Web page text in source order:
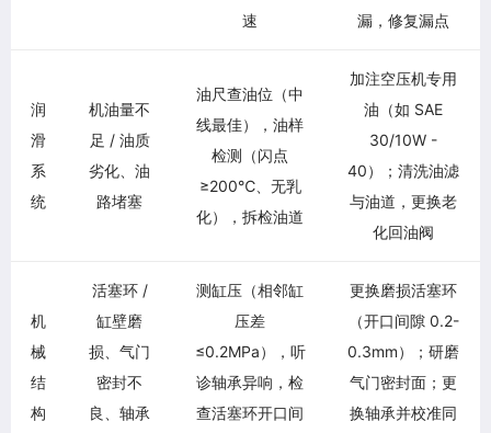
速
漏，修复漏点
润
滑
系
统
机油量不
足 / 油质
劣化、油
路堵塞
油尺查油位（中
线最佳），油样
检测（闪点
≥200℃、无乳
化），拆检油道
加注空压机专用
油（如 SAE
30/10W -
40）；清洗油滤
与油道，更换老
化回油阀
机
械
结
构
活塞环 /
缸壁磨
损、气门
密封不
良、轴承
测缸压（相邻缸
压差
≤0.2MPa），听
诊轴承异响，检
查活塞环开口间
更换磨损活塞环
（开口间隙 0.2-
0.3mm）；研磨
气门密封面；更
换轴承并校准同